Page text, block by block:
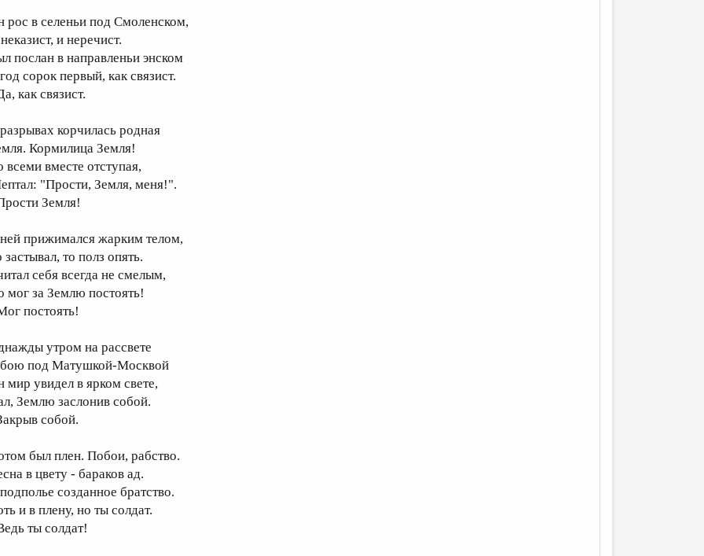
рос в селеньи под Смоленском,
и неречист.
послан в направленьи энском
сорок первый, как связист.
как связист.
корчилась родная
Кормилица Земля!
всеми вместе отступая,
"Прости, Земля, меня!".
Земля!
прижимался жарким телом,
застывал, то полз опять.
себя всегда не смелым,
мог за Землю постоять!
постоять!
утром на рассвете
под Матушкой-Москвой
мир увидел в ярком свете,
Землю заслонив собой.
собой.
был плен. Побои, рабство.
в цвету - бараков ад.
созданное братство.
и в плену, но ты солдат.
ты солдат!